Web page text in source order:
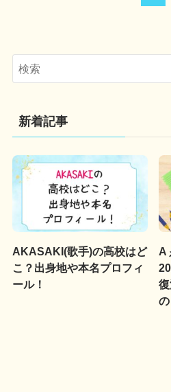
新着記事
AKASAKI(歌手)の高校はど
こ？出身地や本名プロフィ
ール！
A
の